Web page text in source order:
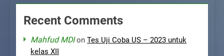
Recent Comments
Mahfud MDIon Tes Uji Coba US – 2023 untuk
kelas XII